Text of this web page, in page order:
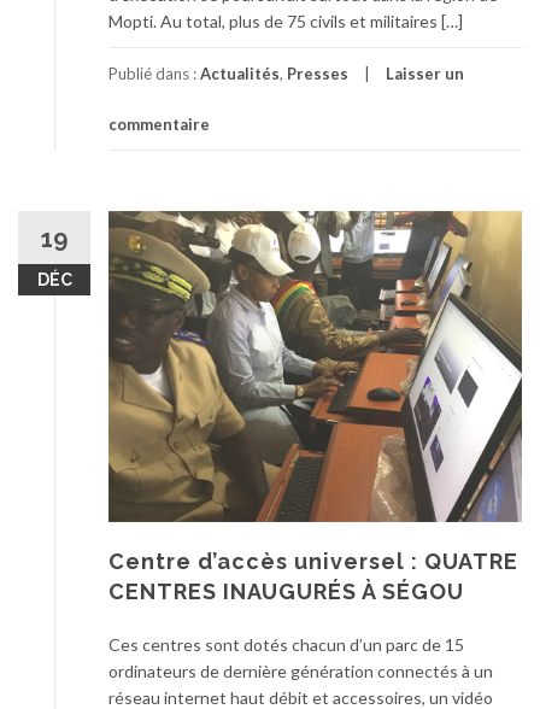
Mopti. Au total, plus de 75 civils et militaires […]
Publié dans :Actualités, Presses Laisser un
commentaire
19
DÉC
Centre d’accès universel : QUATRE
CENTRES INAUGURÉS À SÉGOU
Ces centres sont dotés chacun d’un parc de 15
ordinateurs de dernière génération connectés à un
réseau internet haut débit et accessoires, un vidéo